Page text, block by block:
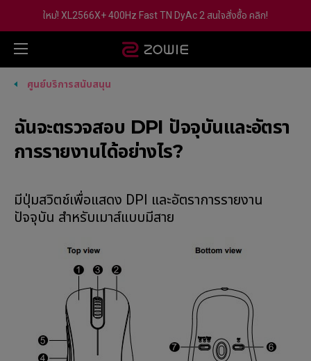
ใหม่! XL2566X+ 400Hz Fast TN DyAc 2 สนใจสั่งซื้อ คลิก!
ศูนย์บริการสนับสนุน
ฉันจะตรวจสอบ DPI ปัจจุบันและอัตรา
การรายงานได้อย่างไร?
มีปุ่มสวิตช์เพื่อแสดง DPI และอัตราการรายงาน
ปัจจุบัน สำหรับเมาส์แบบมีสาย